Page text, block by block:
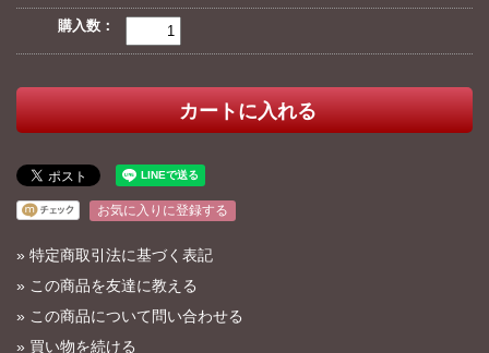
購入数：
お気に入りに登録する
» 特定商取引法に基づく表記
» この商品を友達に教える
» この商品について問い合わせる
» 買い物を続ける